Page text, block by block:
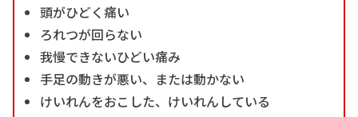
頭がひどく痛い
ろれつが回らない
我慢できないひどい痛み
手足の動きが悪い、または動かない
けいれんをおこした、けいれんしている